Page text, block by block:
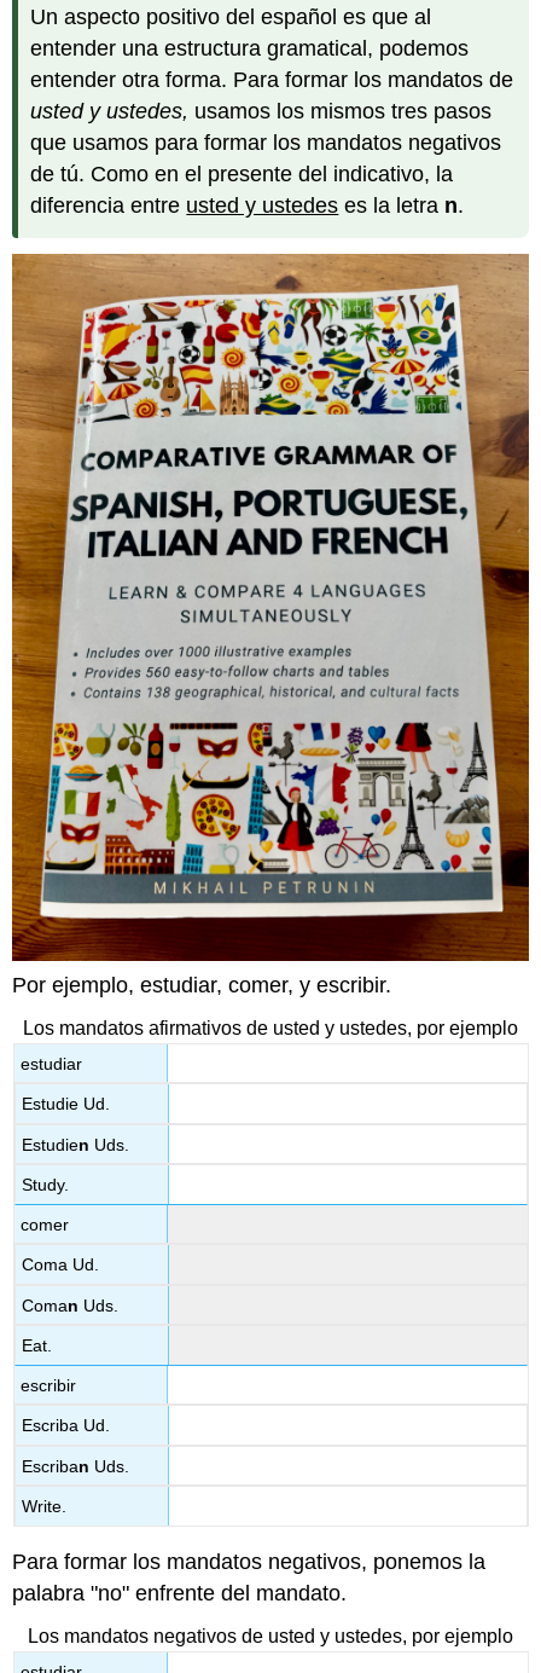
Un aspecto positivo del español es que al
entender una estructura gramatical, podemos
entender otra forma. Para formar los mandatos de
usted y ustedes, usamos los mismos tres pasos
que usamos para formar los mandatos negativos
de tú. Como en el presente del indicativo, la
diferencia entre usted y ustedes es la letra n.
Por ejemplo, estudiar, comer, y escribir.
Los mandatos afirmativos de usted y ustedes, por ejemplo
estudiar
Estudie Ud.
Estudien Uds.
Study.
comer
Coma Ud.
Coman Uds.
Eat.
escribir
Escriba Ud.
Escriban Uds.
Write.
Para formar los mandatos negativos, ponemos la
palabra "no" enfrente del mandato.
Los mandatos negativos de usted y ustedes, por ejemplo